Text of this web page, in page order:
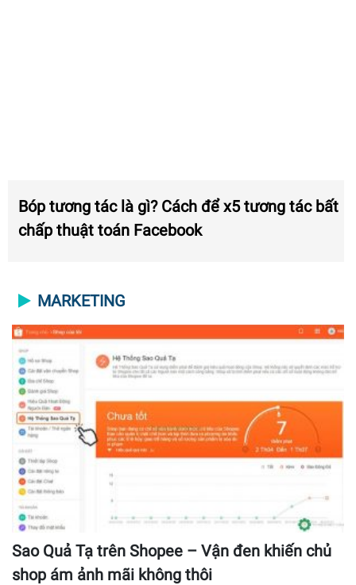
Bóp tương tác là gì? Cách để x5 tương tác bất
chấp thuật toán Facebook
MARKETING
Sao Quả Tạ trên Shopee – Vận đen khiến chủ
shop ám ảnh mãi không thôi